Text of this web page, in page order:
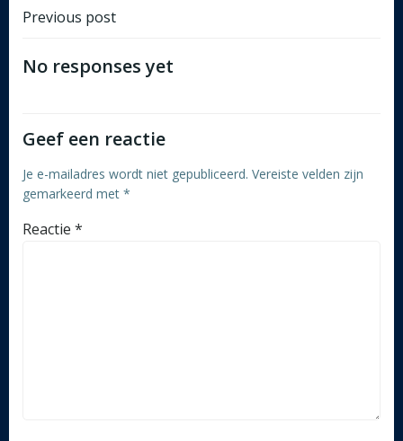
Post
navigation
Previous post
No responses yet
Geef een reactie
Je e-mailadres wordt niet gepubliceerd. Vereiste velden zijn
gemarkeerd met *
Reactie *